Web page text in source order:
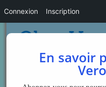
En savoir
Connexion Inscription